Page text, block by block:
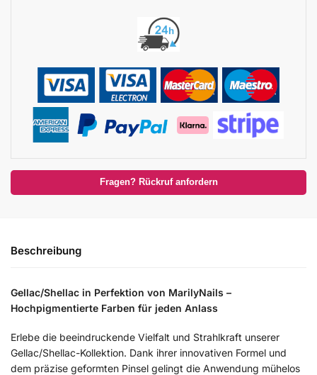
Fragen? Rückruf anfordern
Beschreibung
Gellac/Shellac in Perfektion von MarilyNails –
Hochpigmentierte Farben für jeden Anlass
Erlebe die beeindruckende Vielfalt und Strahlkraft unserer
Gellac/Shellac-Kollektion. Dank ihrer innovativen Formel und
dem präzise geformten Pinsel gelingt die Anwendung mühelos